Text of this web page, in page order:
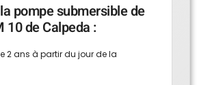
pompe submersible de
10 de Calpeda :
2 ans à partir du jour de la